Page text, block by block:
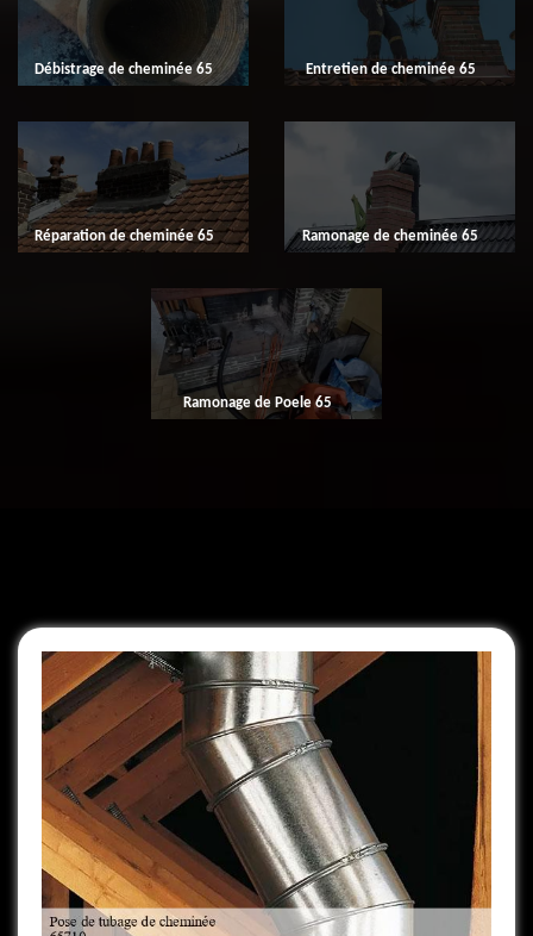
Débistrage de cheminée 65 Entretien de cheminée 65
Réparation de cheminée 65 Ramonage de cheminée 65
Ramonage de Poele 65